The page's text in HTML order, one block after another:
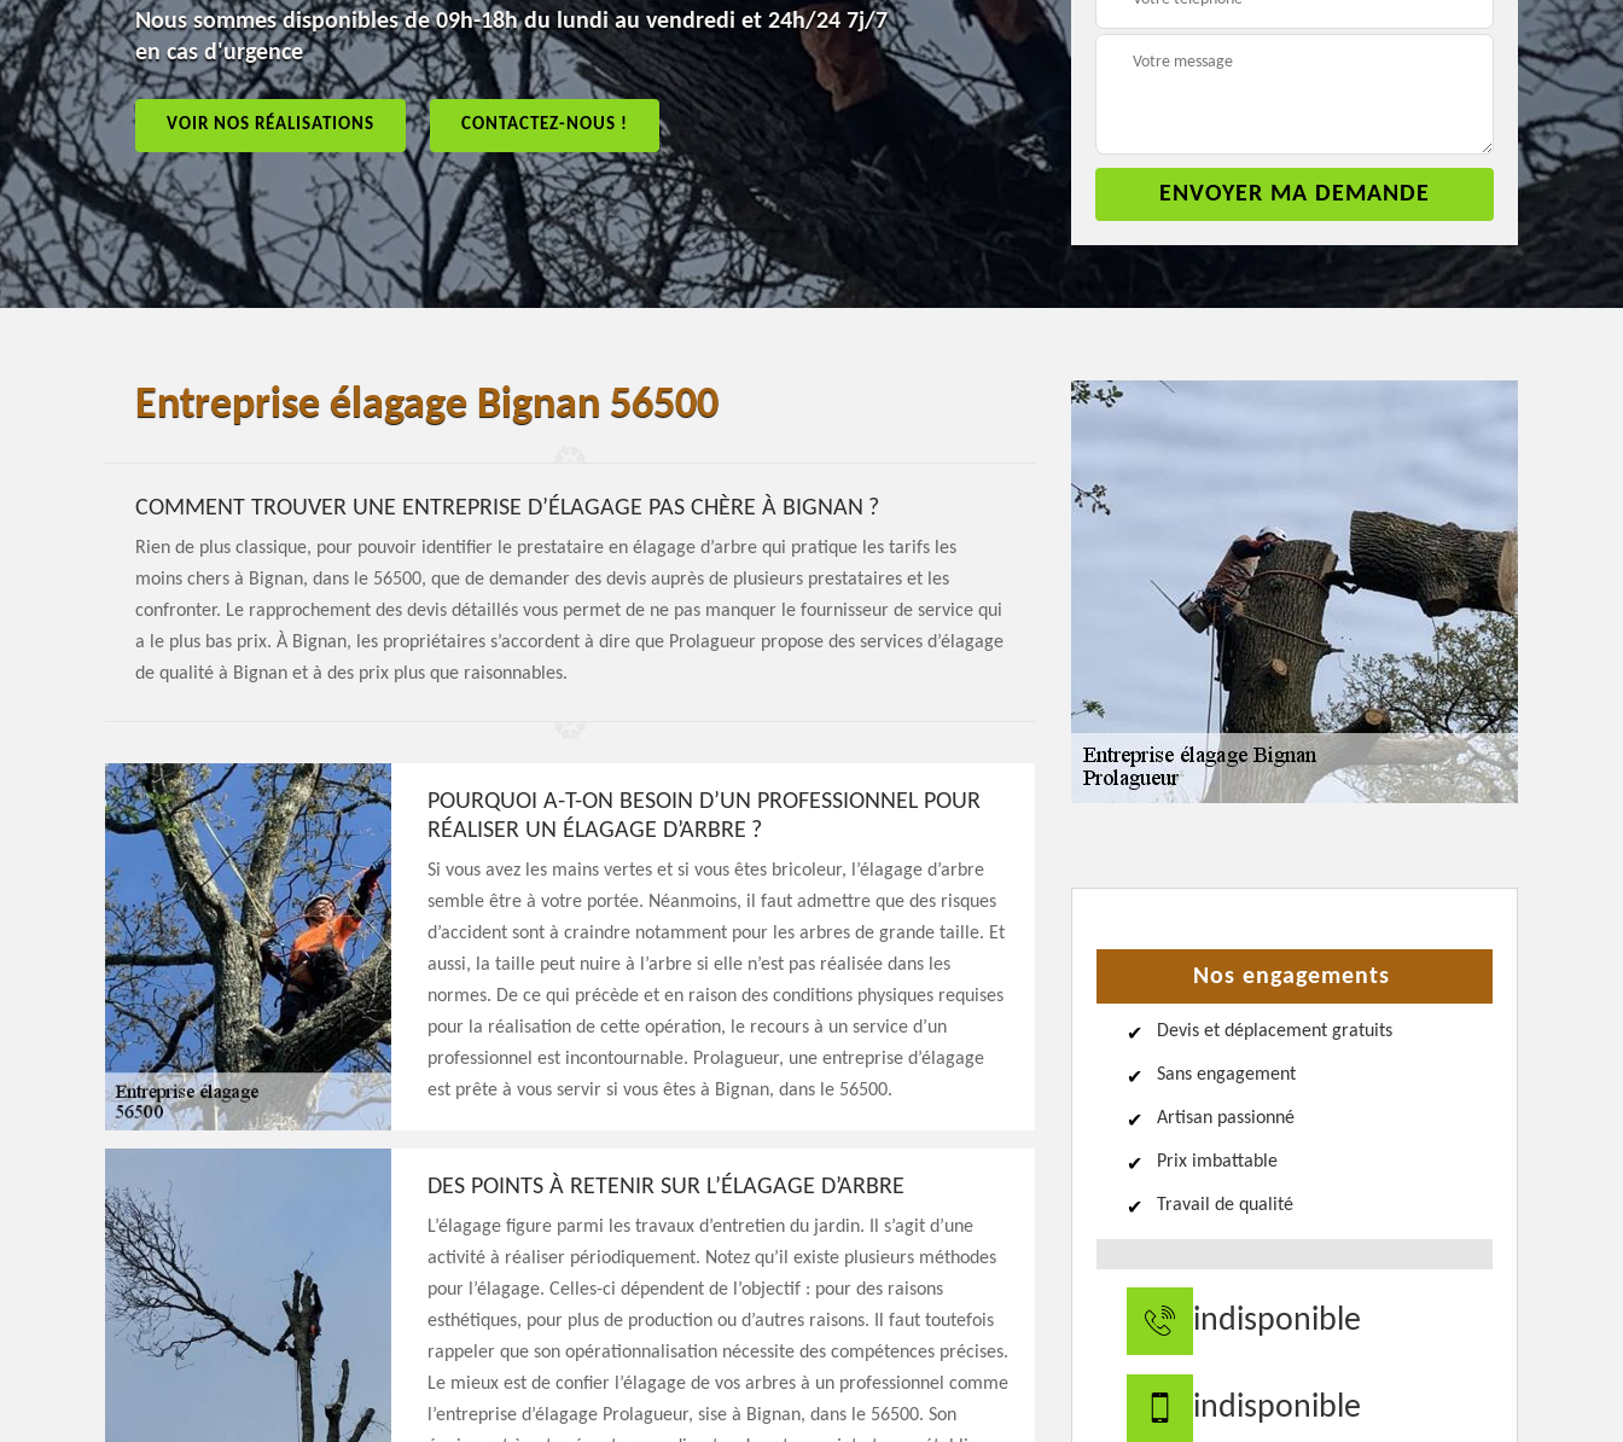
Nous sommes disponibles de 09h-18h du lundi au vendredi et 24h/24 7j/7
en cas d'urgence
VOIR NOS RÉALISATIONS CONTACTEZ-NOUS !
Entreprise élagage Bignan 56500
COMMENT TROUVER UNE ENTREPRISE D’ÉLAGAGE PAS CHÈRE À BIGNAN ?
Rien de plus classique, pour pouvoir identifier le prestataire en élagage d’arbre qui pratique les tarifs les
moins chers à Bignan, dans le 56500, que de demander des devis auprès de plusieurs prestataires et les
confronter. Le rapprochement des devis détaillés vous permet de ne pas manquer le fournisseur de service qui
a le plus bas prix. À Bignan, les propriétaires s’accordent à dire que Prolagueur propose des services d’élagage
de qualité à Bignan et à des prix plus que raisonnables.
POURQUOI A-T-ON BESOIN D’UN PROFESSIONNEL POUR
RÉALISER UN ÉLAGAGE D’ARBRE ?
Si vous avez les mains vertes et si vous êtes bricoleur, l’élagage d’arbre
semble être à votre portée. Néanmoins, il faut admettre que des risques
d’accident sont à craindre notamment pour les arbres de grande taille. Et
aussi, la taille peut nuire à l’arbre si elle n’est pas réalisée dans les
normes. De ce qui précède et en raison des conditions physiques requises
pour la réalisation de cette opération, le recours à un service d’un
professionnel est incontournable. Prolagueur, une entreprise d’élagage
est prête à vous servir si vous êtes à Bignan, dans le 56500.
DES POINTS À RETENIR SUR L’ÉLAGAGE D’ARBRE
L’élagage figure parmi les travaux d’entretien du jardin. Il s’agit d’une
activité à réaliser périodiquement. Notez qu’il existe plusieurs méthodes
pour l’élagage. Celles-ci dépendent de l’objectif : pour des raisons
esthétiques, pour plus de production ou d’autres raisons. Il faut toutefois
rappeler que son opérationnalisation nécessite des compétences précises.
Le mieux est de confier l’élagage de vos arbres à un professionnel comme
l’entreprise d’élagage Prolagueur, sise à Bignan, dans le 56500. Son
Nos engagements
Devis et déplacement gratuits
Sans engagement
Artisan passionné
Prix imbattable
Travail de qualité
indisponible
indisponible